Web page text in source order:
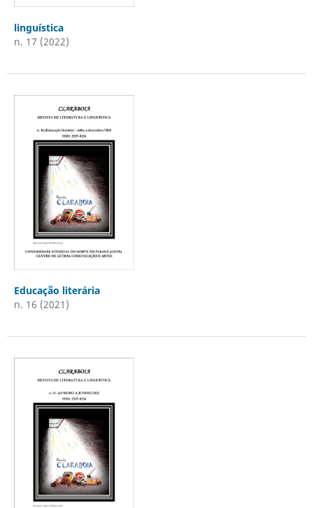
linguística
n. 17 (2022)
Educação literária
n. 16 (2021)